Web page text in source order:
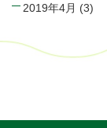
2019年4月 (3)